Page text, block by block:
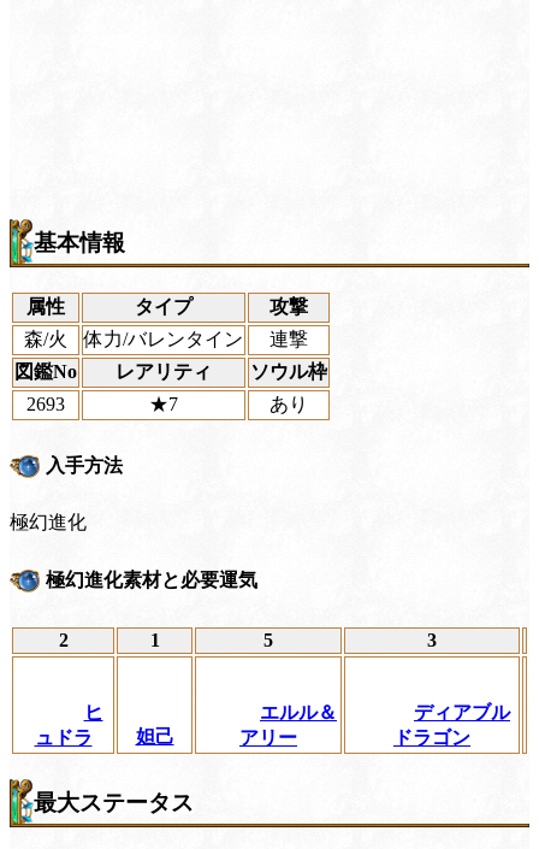
基本情報
属性 タイプ
攻撃
森/火
体力/バレンタイン
連撃
図鑑No
レアリティ
ソウル枠
2693
★7 あり
入手方法
極幻進化
極幻進化素材と必要運気
2 1 5 3
ヒ
ュドラ
妲己
エルル＆
アリー
ディアブル
ドラゴン
最大ステータス